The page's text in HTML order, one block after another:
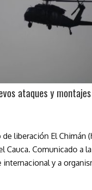
ataques y
liberación El Chimán
Cauca. Comunicado a
internacional y a